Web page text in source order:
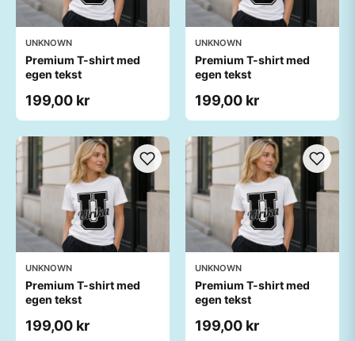
UNKNOWN
Premium T-shirt med
egen tekst
199,00 kr
UNKNOWN
Premium T-shirt med
egen tekst
199,00 kr
UNKNOWN
Premium T-shirt med
egen tekst
199,00 kr
UNKNOWN
Premium T-shirt med
egen tekst
199,00 kr